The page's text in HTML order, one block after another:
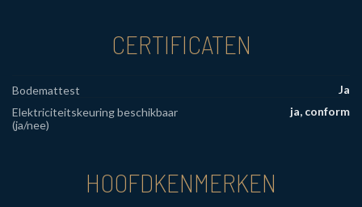
CERTIFICATEN
Bodemattest
Ja
Elektriciteitskeuring beschikbaar
(ja/nee)
ja, conform
HOOFDKENMERKEN